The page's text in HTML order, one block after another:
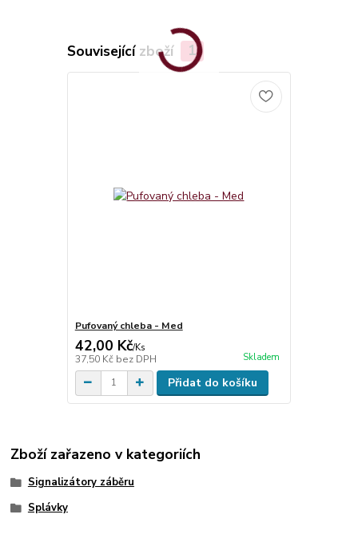
Související zboží 1
Pufovaný chleba - Med
42,00 Kč/Ks
37,50 Kč bez DPH Skladem
Přidat do košíku
Zboží zařazeno v kategoriích
Signalizátory záběru
Splávky